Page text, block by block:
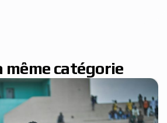
même catégorie